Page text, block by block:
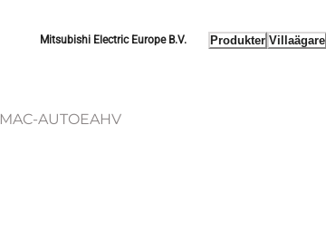
Mitsubishi Electric Europe B.V. Produkter Villaägare
MAC-AUTOEAHV